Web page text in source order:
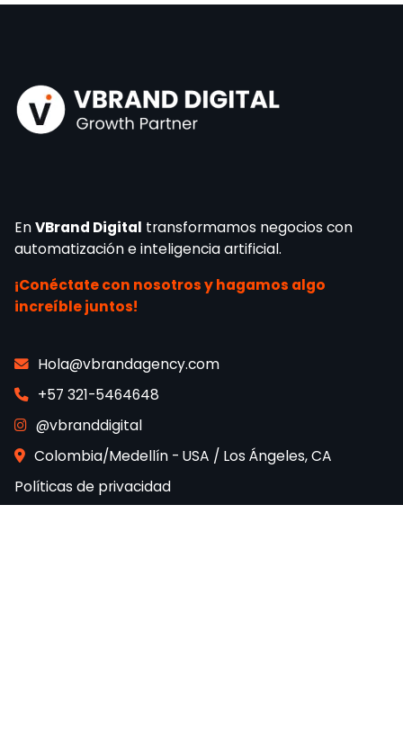
EnVBrand Digital transformamos negocios con
automatización e inteligencia artificial.
¡Conéctate con nosotros y hagamos algo
increíble juntos!
Hola@vbrandagency.com
+57 321-5464648
@vbranddigital
Colombia/Medellín - USA / Los Ángeles, CA
Políticas de privacidad